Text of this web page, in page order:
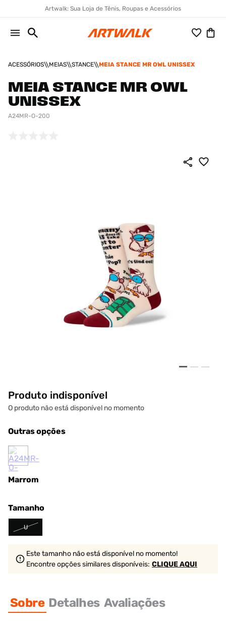
Artwalk: Sua Loja de Tênis, Roupas e Acessórios
ACESSÓRIOS MEIAS STANCE MEIA STANCE MR OWL UNISSEX
MEIA STANCE MR OWL
UNISSEX
A24MR-O-200
Produto indisponível
O produto não está disponível no momento
Outras opções
Marrom
Tamanho
U
Este tamanho não está disponível no momento!
Encontre opções similaresdisponíveis: CLIQUE AQUI
Sobre Detalhes Avaliações